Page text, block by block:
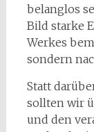
belanglos
Bild starke
Werkes
sondern
Statt
sollten wir
und den